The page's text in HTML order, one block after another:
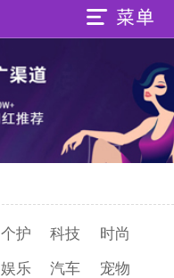
个护 科技 时尚
娱乐 汽车 宠物